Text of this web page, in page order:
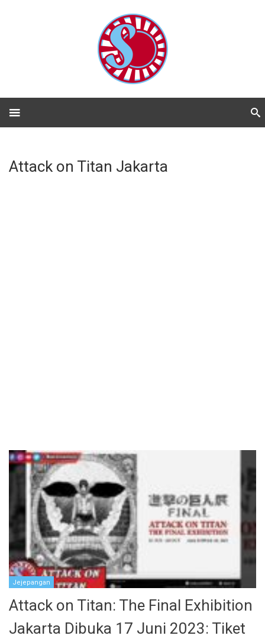
Attack on Titan Jakarta
Jejepangan
Attack on Titan: The Final Exhibition
Jakarta Dibuka 17 Juni 2023: Tiket